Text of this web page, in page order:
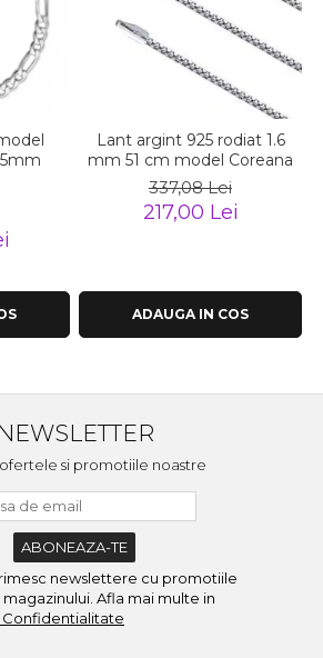
Lant argint 925 rodiat 1.6
mm 51 cm model Coreana
337,08 Lei
217,00 Lei
ADAUGA IN COS
si promotiile noastre
newslettere cu promotiile
Afla mai multe in